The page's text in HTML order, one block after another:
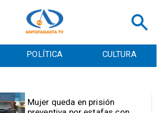
POLÍTICA CULTURA
Video | Choferes del